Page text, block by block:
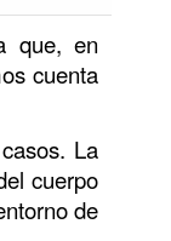
que, en
cuenta
La
cuerpo
de